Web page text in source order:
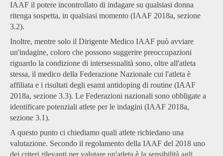
IAAF il potere incontrollato di indagare su qualsiasi donna
ritenga sospetta, in qualsiasi momento (IAAF 2018a, sezione
3.2).
Inoltre, mentre solo il Dirigente Medico IAAF può avviare
un'indagine, coloro che possono suggerire preoccupazioni
riguardo la condizione di intersessualità sono, oltre all'atleta
stessa, il medico della Federazione Nazionale cui l'atleta è
affiliata e i risultati degli esami antidoping di routine (IAAF
2018a, sezione 3.3). Le Federazioni nazionali sono obbligate a
identificare potenziali atlete per le indagini (IAAF 2018a,
sezione 3.1).
A questo punto ci chiediamo quali atlete richiedano una
valutazione. Secondo il regolamento della IAAF del 2018 uno